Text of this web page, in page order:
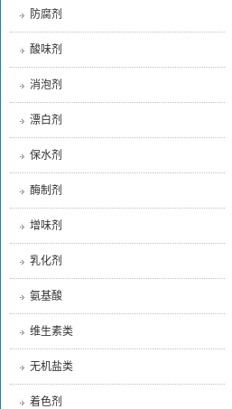
防腐剂
酸味剂
消泡剂
漂白剂
保水剂
酶制剂
增味剂
乳化剂
氨基酸
维生素类
无机盐类
着色剂